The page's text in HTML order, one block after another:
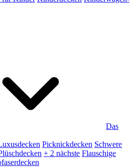
Das
Picknickdecken Schwere
+ 2 nächste Flauschige